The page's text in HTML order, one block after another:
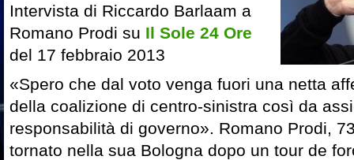
Intervista di Riccardo Barlaam a
Romano Prodi su Il Sole 24 Ore
del 17 febbraio 2013
«Spero che dal voto venga fuori una netta
della coalizione di centro-sinistra così da
responsabilità di governo». Romano Prodi,
tornato nella sua Bologna dopo un tour de